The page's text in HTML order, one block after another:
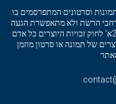
וסרטונים המתפרסמים בו.
הרשת ולא מתאפשרת הגעה
למקור החומר הויזאולי, לכן בהתאם לסעיף 27א' לחוק זכויות היוצרים כל אדם
של תמונה או סרטון מוזמן